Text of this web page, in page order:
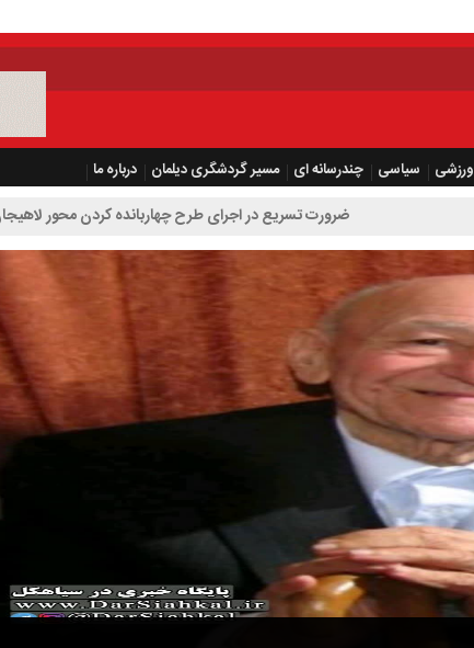
ورزشی سیاسی چندرسانه ای مسیر گردشگری دیلمان
درباره ما
ضرورت تسریع در اجرای طرح چهاربانده کردن محور لاهیجان به سیاهکل